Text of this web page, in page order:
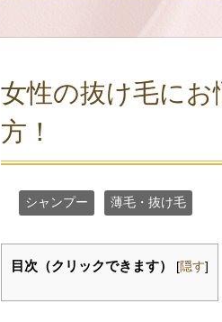
女性の抜け毛に
方！
シャンプー 薄毛・抜け毛
目次（クリックできます） [隠す]